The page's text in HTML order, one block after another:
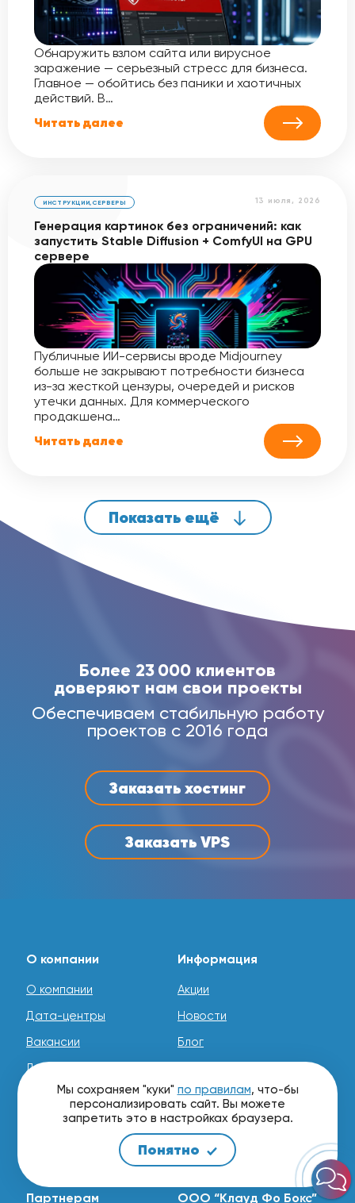
Обнаружить взлом сайта или вирусное
заражение — серьезный стресс для бизнеса.
Главное — обойтись без паники и хаотичных
действий. В…
Читать далее
13 июля, 2026
ИНСТРУКЦИИ, СЕРВЕРЫ
Генерация картинок без ограничений: как
запустить Stable Diffusion + ComfyUI на GPU
сервере
Публичные ИИ-сервисы вроде Midjourney
больше не закрывают потребности бизнеса
из-за жесткой цензуры, очередей и рисков
утечки данных. Для коммерческого
продакшена…
Читать далее
Показать ещё
Заказать хостинг
Заказать VPS
Более 23 000 клиентов
доверяют нам свои проекты
Обеспечиваем стабильную работу
проектов с 2016 года
О компании
О компании
Дата-центры
Вакансии
Документы
Реквизиты
Контакты
Информация
Акции
Новости
Блог
Вопрос-ответ (FAQ)
Служба поддержки (24/7)
Карта сайта
Партнерам ООО “Клауд Фо Бокс”
Мы сохраняем "куки" по правилам, что-бы
персонализировать сайт. Вы можете
запретить это в настройках браузера.
Понятно